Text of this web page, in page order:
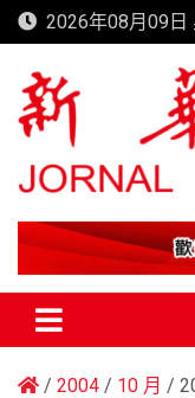
Skip
to
content
2026年08月09日
新華澳報
2004 10 月